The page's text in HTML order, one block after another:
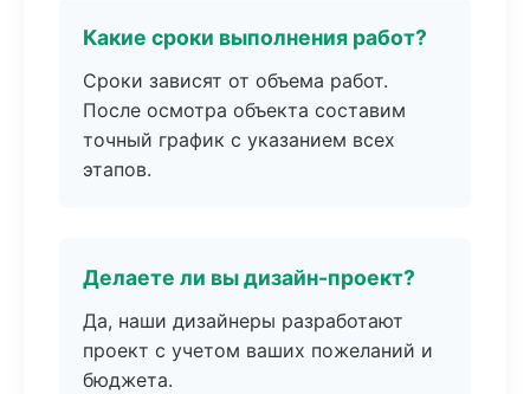
Какие сроки выполнения работ?
Сроки зависят от объема работ.
После осмотра объекта составим
точный график с указанием всех
этапов.
Делаете ли вы дизайн-проект?
Да, наши дизайнеры разработают
проект с учетом ваших пожеланий и
бюджета.